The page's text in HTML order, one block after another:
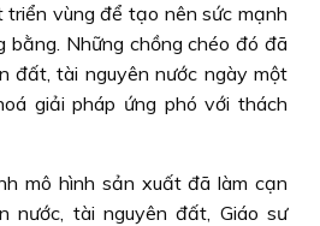
triển vùng để tạo nên sức mạnh
bằng. Những chồng chéo đó đã
đất, tài nguyên nước ngày một
giải pháp ứng phó với thách
mô hình sản xuất đã làm cạn
nước, tài nguyên đất, Giáo sư